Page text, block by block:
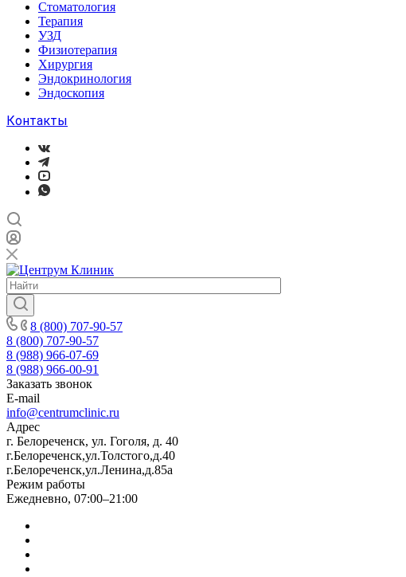
Стоматология
Терапия
УЗД
Физиотерапия
Хирургия
Эндокринология
Эндоскопия
Контакты
8 (800) 707-90-57
8 (800) 707-90-57
8 (988) 966-07-69
8 (988) 966-00-91
Заказать звонок
E-mail
info@centrumclinic.ru
Адрес
г. Белореченск, ул. Гоголя, д. 40
г.Белореченск,ул.Толстого,д.40
г.Белореченск,ул.Ленина,д.85а
Режим работы
Ежедневно, 07:00–21:00